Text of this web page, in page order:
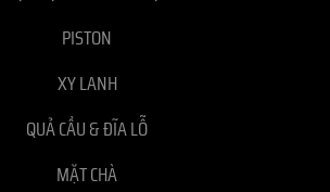
PISTON
XY LANH
QUẢ CẦU & ĐĨA LỖ
MẶT CHÀ